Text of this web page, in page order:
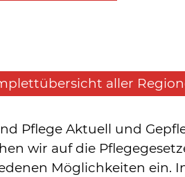
aller
Pflege Aktuell und
wir auf die
Möglichkeiten ein.